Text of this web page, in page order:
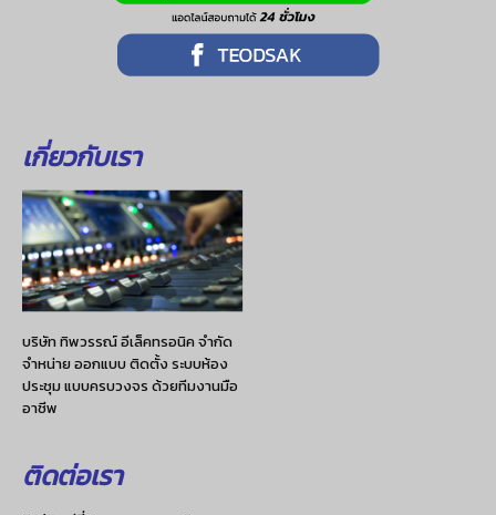
เกี่ยวกับเรา
บริษัท ทิพวรรณ์ อีเล็คทรอนิค จำกัด
จำหน่าย ออกแบบ ติดตั้ง ระบบห้อง
ประชุม แบบครบวงจร ด้วยทีมงานมือ
อาชีพ
ติดต่อเรา